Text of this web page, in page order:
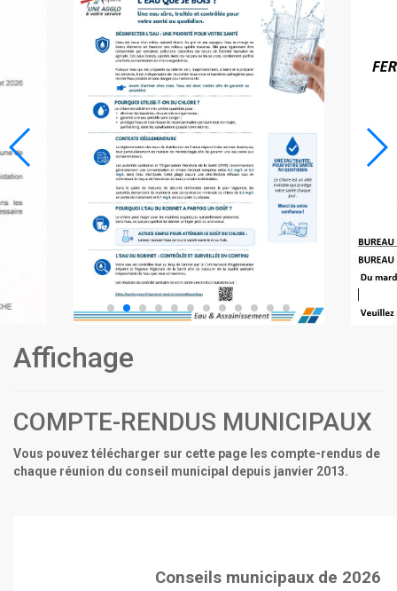
Affichage
COMPTE-RENDUS MUNICIPAUX
Vous pouvez télécharger sur cette page les compte-rendus de
chaque réunion du conseil municipal depuis janvier 2013.
Conseils municipaux de 2026